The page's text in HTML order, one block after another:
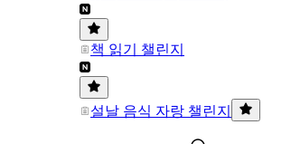
책 읽기 챌린지
설날 음식 자랑 챌린지